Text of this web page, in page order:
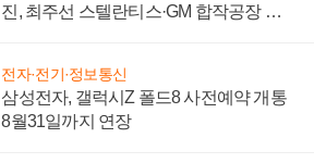
진, 최주선 스텔란티스·GM 합작공장 건
전자·전기·정보통신
삼성전자, 갤럭시Z 폴드8 사전예약 개통
8월31일까지 연장